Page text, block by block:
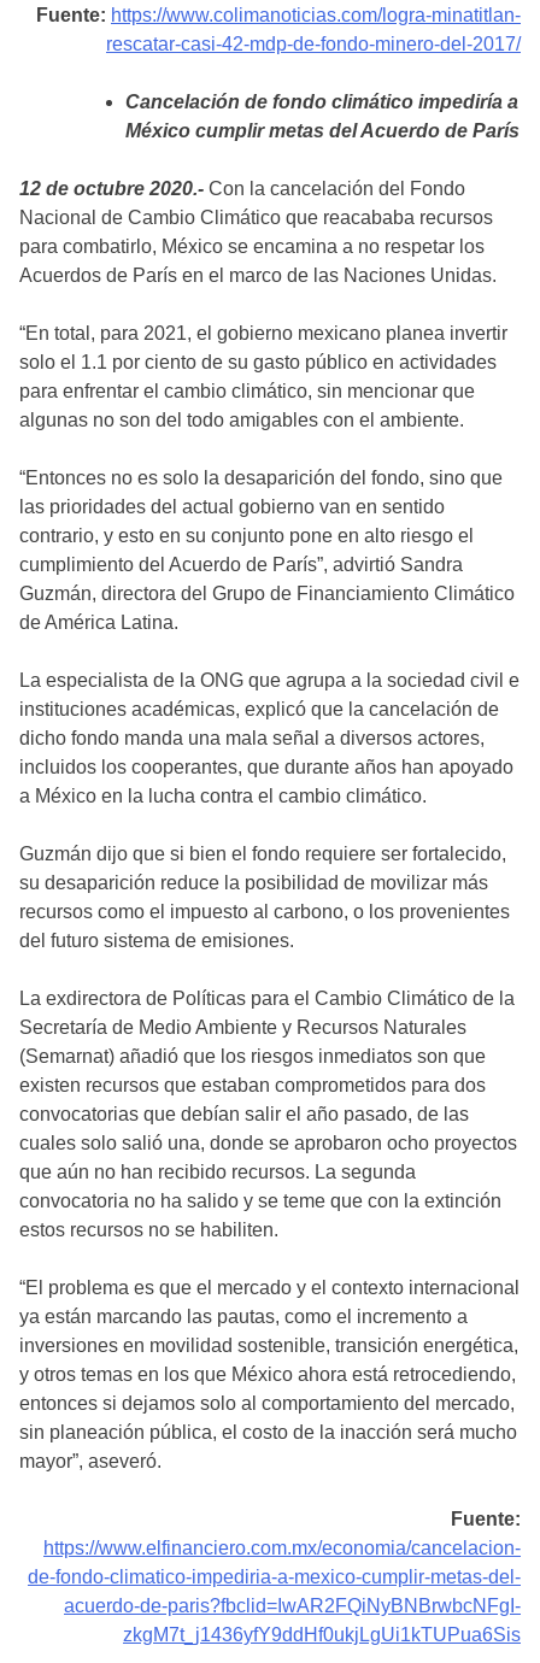
Fuente: https://www.colimanoticias.com/logra-minatitlan-
rescatar-casi-42-mdp-de-fondo-minero-del-2017/
Cancelación de fondo climático impediría a
México cumplir metas del Acuerdo de París
12 de octubre 2020.- Con la cancelación del Fondo
Nacional de Cambio Climático que reacababa recursos
para combatirlo, México se encamina a no respetar los
Acuerdos de París en el marco de las Naciones Unidas.
“En total, para 2021, el gobierno mexicano planea invertir
solo el 1.1 por ciento de su gasto público en actividades
para enfrentar el cambio climático, sin mencionar que
algunas no son del todo amigables con el ambiente.
“Entonces no es solo la desaparición del fondo, sino que
las prioridades del actual gobierno van en sentido
contrario, y esto en su conjunto pone en alto riesgo el
cumplimiento del Acuerdo de París”, advirtió Sandra
Guzmán, directora del Grupo de Financiamiento Climático
de América Latina.
La especialista de la ONG que agrupa a la sociedad civil e
instituciones académicas, explicó que la cancelación de
dicho fondo manda una mala señal a diversos actores,
incluidos los cooperantes, que durante años han apoyado
a México en la lucha contra el cambio climático.
Guzmán dijo que si bien el fondo requiere ser fortalecido,
su desaparición reduce la posibilidad de movilizar más
recursos como el impuesto al carbono, o los provenientes
del futuro sistema de emisiones.
La exdirectora de Políticas para el Cambio Climático de la
Secretaría de Medio Ambiente y Recursos Naturales
(Semarnat) añadió que los riesgos inmediatos son que
existen recursos que estaban comprometidos para dos
convocatorias que debían salir el año pasado, de las
cuales solo salió una, donde se aprobaron ocho proyectos
que aún no han recibido recursos. La segunda
convocatoria no ha salido y se teme que con la extinción
estos recursos no se habiliten.
“El problema es que el mercado y el contexto internacional
ya están marcando las pautas, como el incremento a
inversiones en movilidad sostenible, transición energética,
y otros temas en los que México ahora está retrocediendo,
entonces si dejamos solo al comportamiento del mercado,
sin planeación pública, el costo de la inacción será mucho
mayor”, aseveró.
Fuente:
https://www.elfinanciero.com.mx/economia/cancelacion-
de-fondo-climatico-impediria-a-mexico-cumplir-metas-del-
acuerdo-de-paris?fbclid=IwAR2FQiNyBNBrwbcNFgI-
zkgM7t_j1436yfY9ddHf0ukjLgUi1kTUPua6Sis